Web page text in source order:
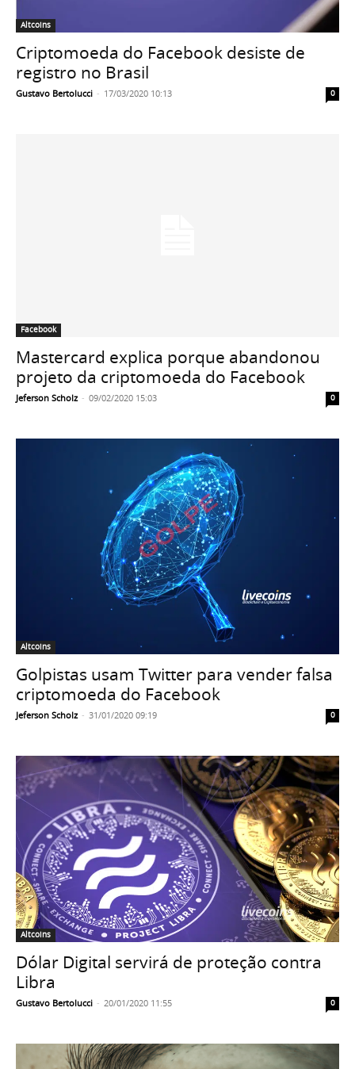
Altcoins
Criptomoeda do Facebook desiste de
registro no Brasil
Gustavo Bertolucci - 17/03/2020 10:13 0
Facebook
Mastercard explica porque abandonou
projeto da criptomoeda do Facebook
Jeferson Scholz - 09/02/2020 15:03 0
Altcoins
Golpistas usam Twitter para vender falsa
criptomoeda do Facebook
Jeferson Scholz - 31/01/2020 09:19 0
Altcoins
Dólar Digital servirá de proteção contra
Libra
Gustavo Bertolucci - 20/01/2020 11:55 0